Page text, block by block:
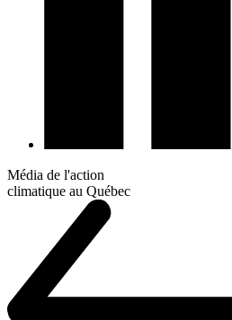
Média de l'action
climatique au Québec